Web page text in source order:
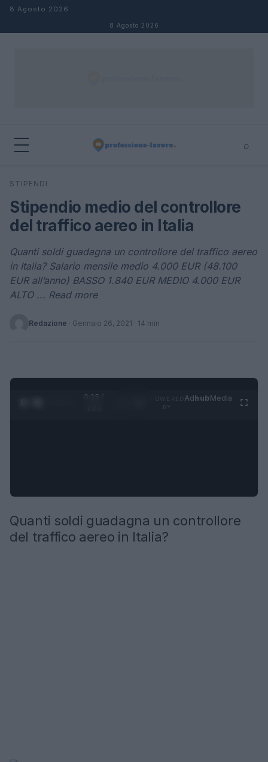
Salta al contenuto
8 Agosto 2026
8 Agosto 2026
⌕
Cerca
STIPENDI
Stipendio medio del controllore
del traffico aereo in Italia
Quanti soldi guadagna un controllore del traffico aereo
in Italia? Salario mensile medio 4.000 EUR (48.100
EUR all’anno) BASSO 1.840 EUR MEDIO 4.000 EUR
ALTO ... Read more
Redazione · Gennaio 26, 2021 · 14 min
0:26 /
AdhubMedia
Quanti soldi guadagna un controllore
del traffico aereo in Italia?